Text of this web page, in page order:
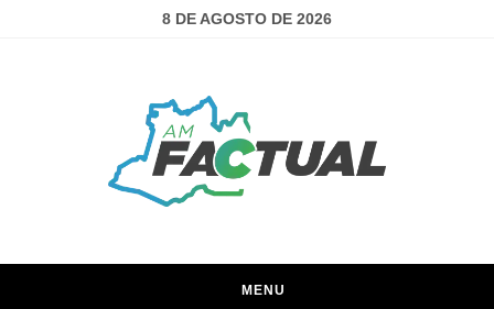
8 DE AGOSTO DE 2026
MENU